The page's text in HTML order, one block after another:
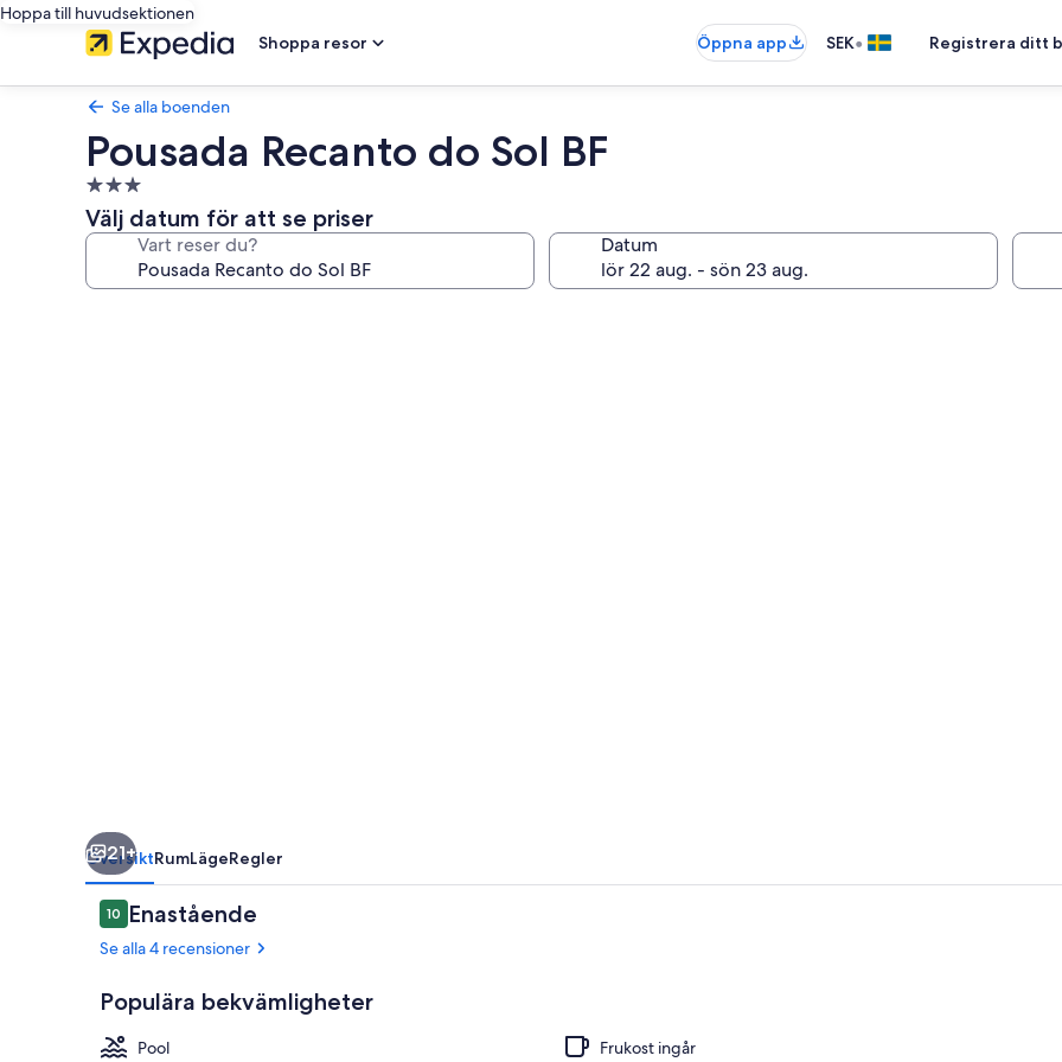
Hoppa till huvudsektionen
Shoppa resor
Öppna app SEK• Registrera ditt
Se alla boenden
Pousada Recanto do Sol BF
3.0-
stjärnigt
boende
Välj datum för att se priser
Vart reser du? Datum
Comfort
21+
ÖversiktRumLägeRegler
Recensioner
1010 av 10,
Enastående
Se alla 4 recensioner
Populära bekvämligheter
Pool
Frukost ingår